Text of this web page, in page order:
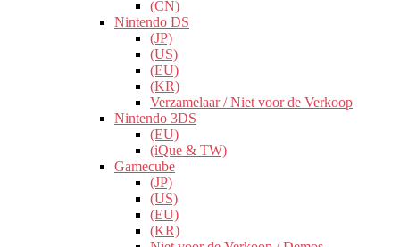
(CN)
Nintendo DS
(JP)
(US)
(EU)
(KR)
Verzamelaar / Niet voor de Verkoop
Nintendo 3DS
(EU)
(iQue & TW)
Gamecube
(JP)
(US)
(EU)
(KR)